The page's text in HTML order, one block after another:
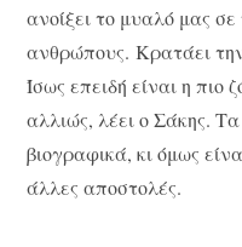
ανοίξει το μυαλό μας
ανθρώπους. Κρατάει
Ίσως επειδή είναι η πιο
αλλιώς, λέει ο Σάκης.
βιογραφικά, κι όμως
άλλες αποστολές.